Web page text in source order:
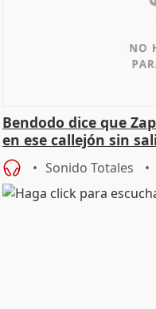
Bendodo dice que
en ese callejón sin
Sonido Totales